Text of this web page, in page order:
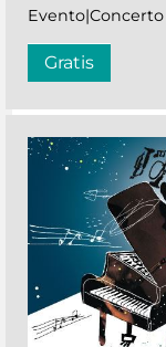
Evento|Concerto
Gratis